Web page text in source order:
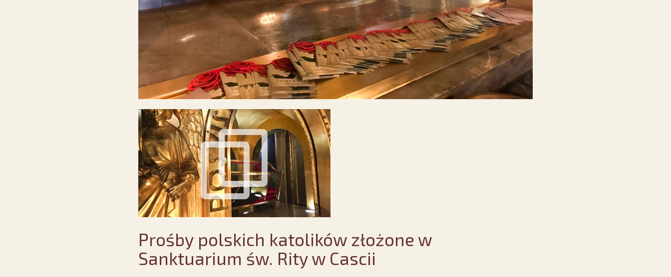
Prośby polskich katolików złożone w
Sanktuarium św. Rity w Cascii